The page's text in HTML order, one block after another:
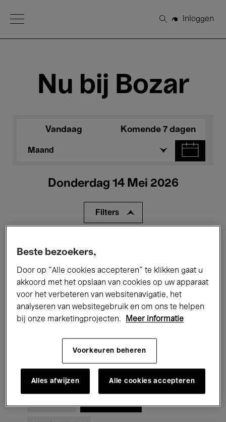
Open Menu
Zoeken
Inloggen
Nu bij Bozar
Vandaag Komende 7 dagen
Maand
Donderdag 14 Mei 2026
Filters
Tentoonstellingen Films
Performances Lezingen & Debatten
Jazz Klassieke Muziek Global Music
Elektronische Muziek
Voor iedereen Kids’ Palace
Beste bezoekers,
Door op “Alle cookies accepteren” te klikken gaat u
akkoord met het opslaan van cookies op uw apparaat
voor het verbeteren van websitenavigatie, het
analyseren van websitegebruik en om ons te helpen
bij onze marketingprojecten.
Meer informatie
Voorkeuren beheren
Alles afwijzen Alle cookies accepteren